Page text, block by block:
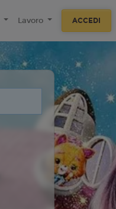
Lavoro ACCEDI